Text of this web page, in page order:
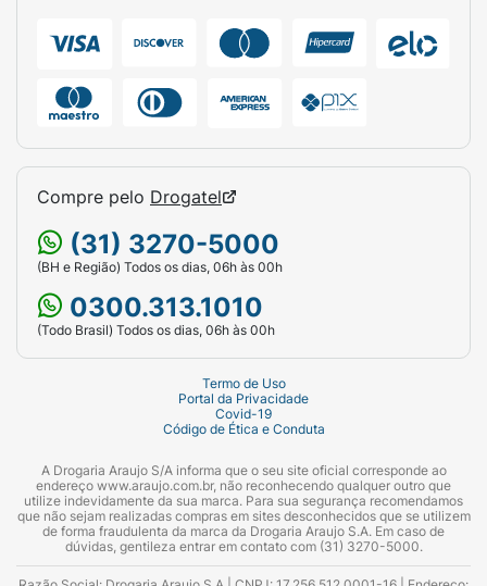
Compre pelo Drogatel
(31) 3270-5000
(BH e Região) Todos os dias, 06h às 00h
0300.313.1010
(Todo Brasil) Todos os dias, 06h às 00h
Termo de Uso
Portal da Privacidade
Covid-19
Código de Ética e Conduta
A Drogaria Araujo S/A informa que o seu site oficial corresponde ao
endereço www.araujo.com.br, não reconhecendo qualquer outro que
utilize indevidamente da sua marca. Para sua segurança recomendamos
que não sejam realizadas compras em sites desconhecidos que se utilizem
de forma fraudulenta da marca da Drogaria Araujo S.A. Em caso de
dúvidas, gentileza entrar em contato com (31) 3270-5000.